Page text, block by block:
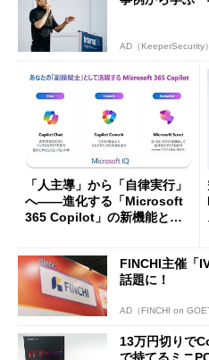
AD（KeeperSecurity）
「人主導」から「自律実行」
へ――進化する「Microsoft
365 Copilot」の新機能とエ
FINCHI主催「
話題に！
AD（FINCHI on
13万円切りで